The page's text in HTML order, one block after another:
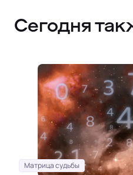
Сегодня
Матрица судьбы